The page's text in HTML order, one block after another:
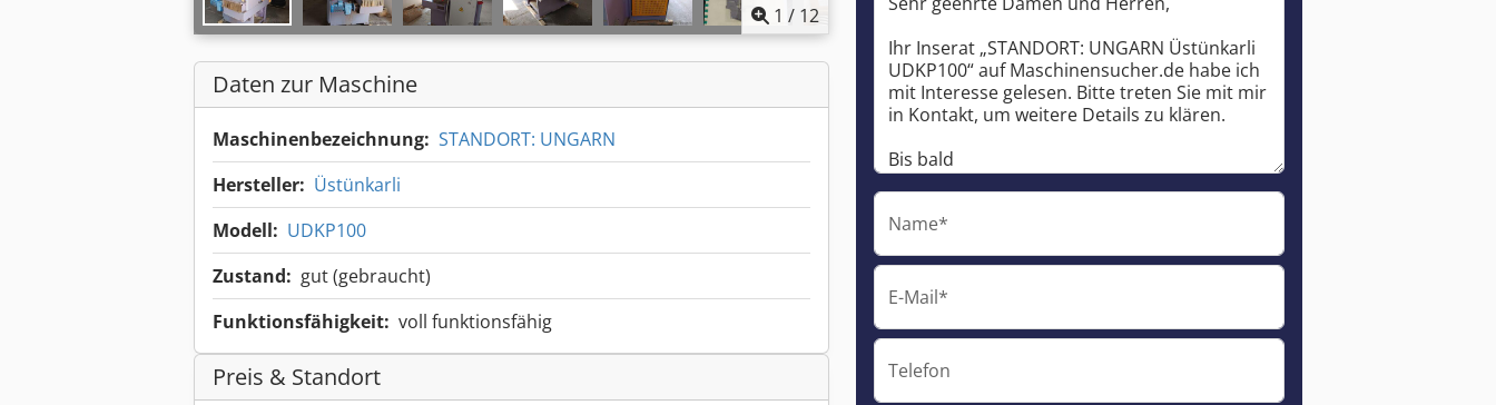
1 / 12
Daten zur Maschine
Maschinenbezeichnung: STANDORT: UNGARN
Hersteller: Üstünkarli
Modell: UDKP100
Zustand: gut (gebraucht)
Funktionsfähigkeit: voll funktionsfähig
Preis & Standort
Name*
E-Mail*
Telefon